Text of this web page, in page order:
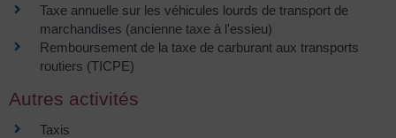
Taxe annuelle sur les véhicules lourds de transport de
marchandises (ancienne taxe à l'essieu)
Remboursement de la taxe de carburant aux transports
routiers (TICPE)
Autres activités
Taxis